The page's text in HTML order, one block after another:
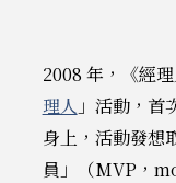
2008 年，《經
理人 」活動，首
身上，活動發想
員」（MVP，